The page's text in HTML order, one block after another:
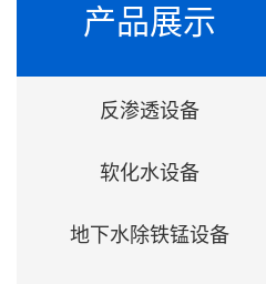
产品展示
反渗透设备
软化水设备
地下水除铁锰设备